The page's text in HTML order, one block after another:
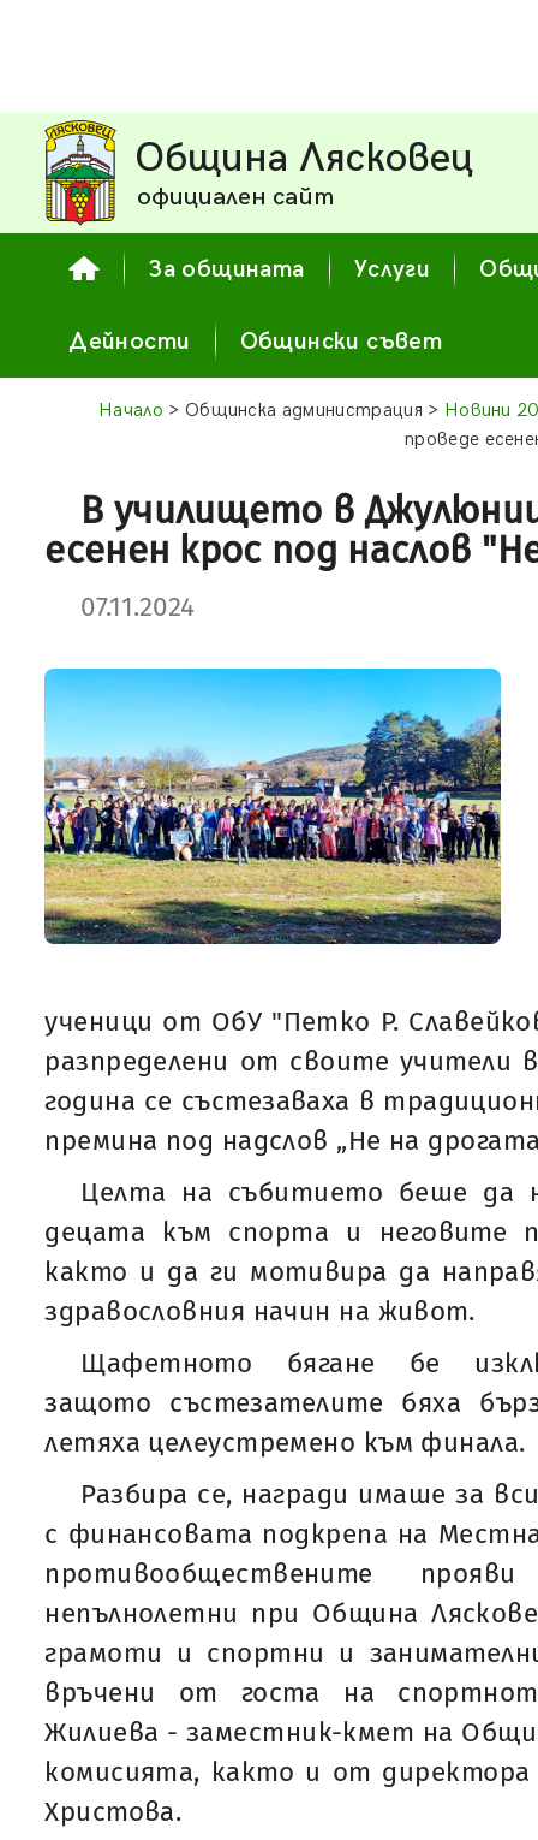
Община Лясковец
официален сайт
За общината Услуги
Дейности Общински съвет
Начало > Общинска администрация > Новини
проведе
В училището в
есенен крос под наслов
07.11.2024
ученици от ОбУ "Петко Р.
разпределени от своите учители
година се състезаваха в
премина под надслов „Не на
Целта на събитието беше да
децата към спорта и неговите
както и да ги мотивира да
здравословния начин на живот.
Щафетното бягане бе
защото състезателите бяха
летяха целеустремено към финала.
Разбира се, награди имаше за
с финансовата подкрепа на
противообществените
непълнолетни при Община
грамоти и спортни и
връчени от госта на
Жилиева - заместник-кмет на
комисията, както и от директора
Христова.